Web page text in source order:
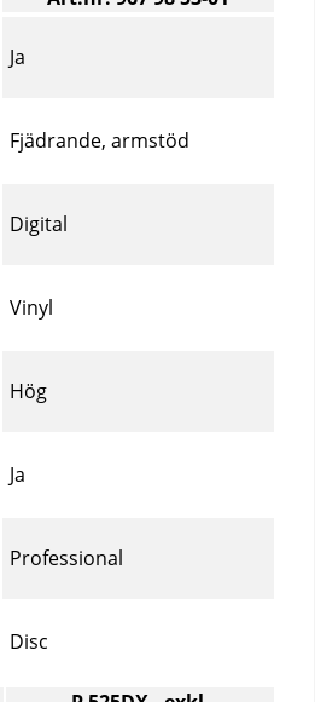
Ja
Fjädrande, armstöd
Digital
Vinyl
Hög
Ja
Professional
Disc